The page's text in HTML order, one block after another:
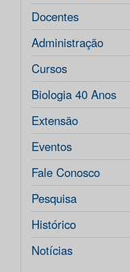
Docentes
Administração
Cursos
Biologia 40 Anos
Extensão
Eventos
Fale Conosco
Pesquisa
Histórico
Notícias